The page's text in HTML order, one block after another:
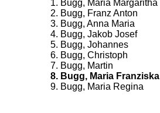
Bugg, Maria Margaritha
Bugg, Franz Anton
Bugg, Anna Maria
Bugg, Jakob Josef
Bugg, Johannes
Bugg, Christoph
Bugg, Martin
Bugg, Maria Franziska
Bugg, Maria Regina